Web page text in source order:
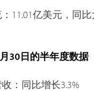
11.01亿美元，同
30日的半年度数据
：同比增长3.3%